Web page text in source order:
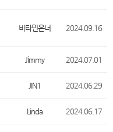
비타민은너 2024.09.16
Jimmy 2024.07.01
JIN1 2024.06.29
Linda 2024.06.17